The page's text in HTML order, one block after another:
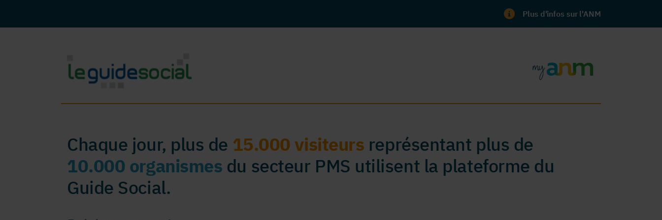
Plus d'infos sur l'ANM
Chaque jour, plus de 15.000 visiteurs représentant plus de
10.000 organismes du secteur PMS utilisent la plateforme du
Guide Social.